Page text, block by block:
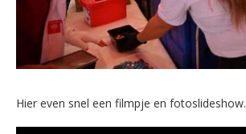
Hier even snel een filmpje en fotoslideshow.